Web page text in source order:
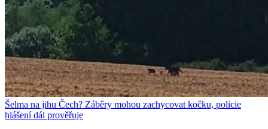
Šelma na jihu Čech? Záběry mohou zachycovat kočku, policie
hlášení dál prověřuje